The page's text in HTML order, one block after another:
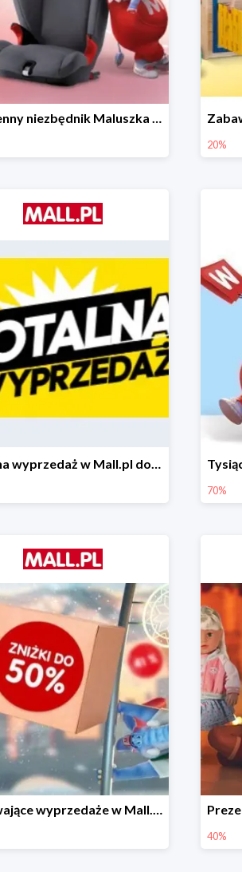
Wiosenny niezbędnik Maluszka w Mall.pl do -44%
20%
Totalna wyprzedaż w Mall.pl do -80%
70%
Porywające wyprzedaże w Mall.pl do -50%
40%